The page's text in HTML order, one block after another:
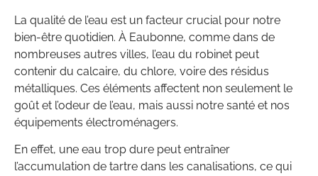
La qualité de l’eau est un facteur crucial pour notre
bien-être quotidien. À Eaubonne, comme dans de
nombreuses autres villes, l’eau du robinet peut
contenir du calcaire, du chlore, voire des résidus
métalliques. Ces éléments affectent non seulement le
goût et l’odeur de l’eau, mais aussi notre santé et nos
équipements électroménagers.
En effet, une eau trop dure peut entraîner
l’accumulation de tartre dans les canalisations, ce qui